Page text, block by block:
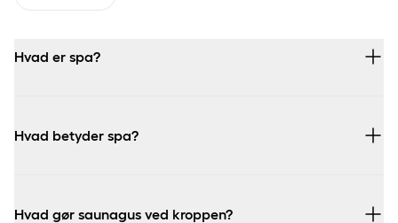
Hvad er spa?
Hvad betyder spa?
“Sanus Per Aquam”
Hvad gør saunagus ved kroppen?